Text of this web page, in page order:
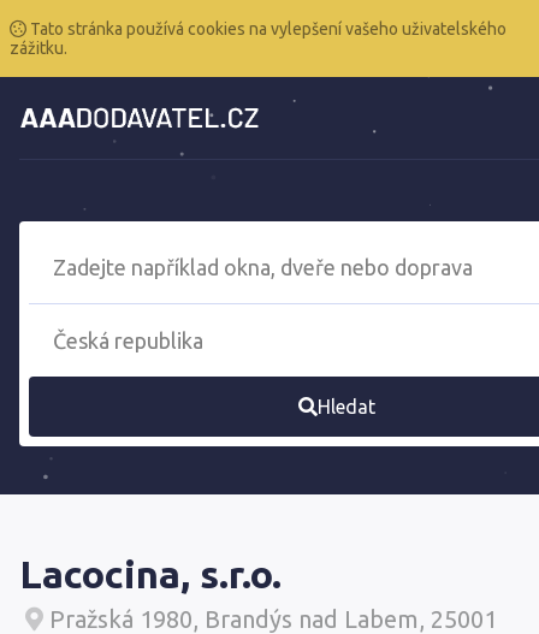
Tato stránka používá cookies na vylepšení vašeho uživatelského
zážitku.
Hledat
Lacocina, s.r.o.
Pražská 1980, Brandýs nad Labem, 25001